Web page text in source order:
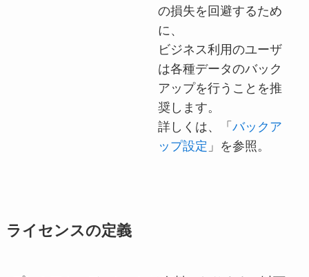
の損失を回避するため
に、
ビジネス利用のユーザ
は各種データのバック
アップを行うことを推
奨します。
詳しくは、「 バックア
ップ設定 」を参照。
ライセンスの定義